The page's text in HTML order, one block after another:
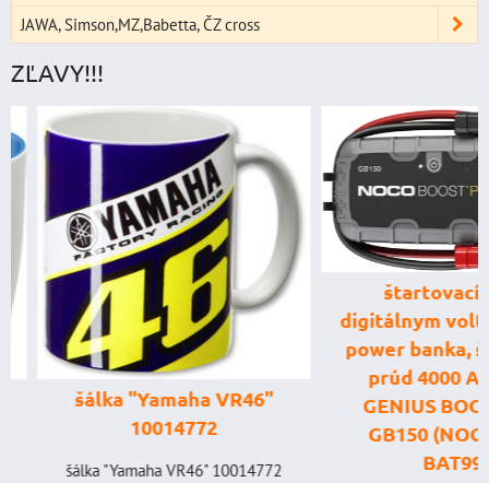
JAWA, Simson,MZ,Babetta, ČZ cross
ZĽAVY!!!
šálka "Yamaha VR46"
10014772
šálka "Yamaha VR46" 10014772
štartovací
digitálnym
power banka,
prúd 4000 A,
GENIUS BOOST
GB150 (NOCO
BAT998